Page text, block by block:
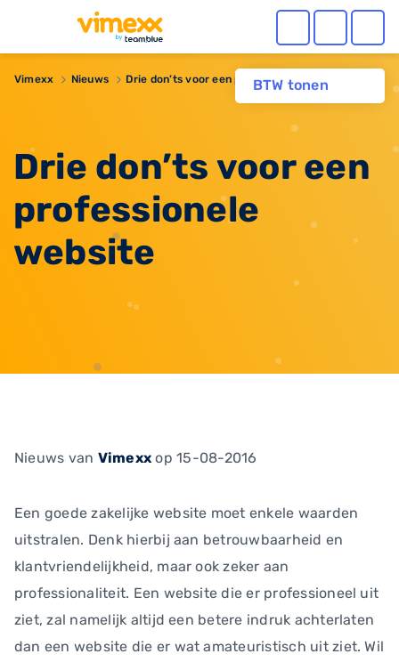
BTW tonen
Vimexx Nieuws ​Drie don’ts voor een professionele website
​Drie don’ts voor een
professionele
website
Nieuws van Vimexx op 15-08-2016
Een goede zakelijke website moet enkele waarden
uitstralen. Denk hierbij aan betrouwbaarheid en
klantvriendelijkheid, maar ook zeker aan
professionaliteit. Een website die er professioneel uit
ziet, zal namelijk altijd een betere indruk achterlaten
dan een website die er wat amateuristisch uit ziet. Wil